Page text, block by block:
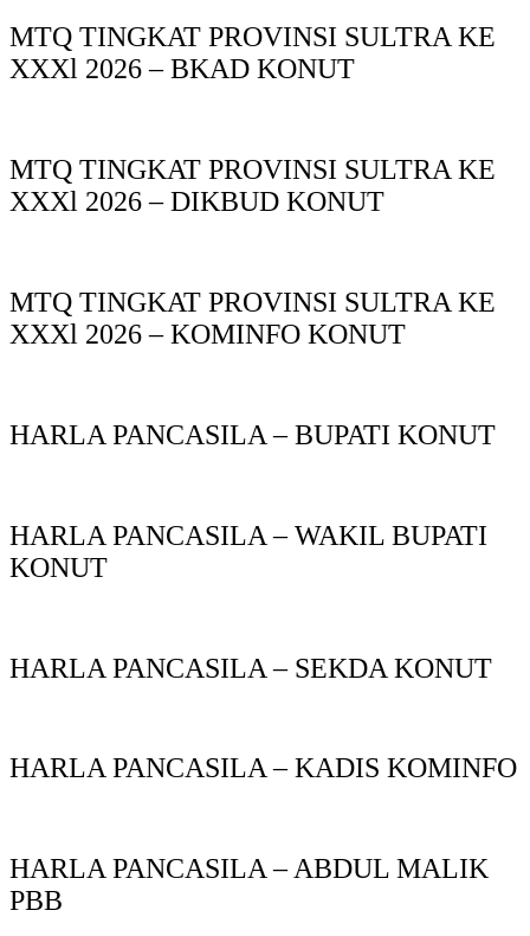
MTQ TINGKAT PROVINSI SULTRA KE
XXXl 2026 – BKAD KONUT
MTQ TINGKAT PROVINSI SULTRA KE
XXXl 2026 – DIKBUD KONUT
MTQ TINGKAT PROVINSI SULTRA KE
XXXl 2026 – KOMINFO KONUT
HARLA PANCASILA – BUPATI KONUT
HARLA PANCASILA – WAKIL BUPATI
KONUT
HARLA PANCASILA – SEKDA KONUT
HARLA PANCASILA – KADIS KOMINFO
HARLA PANCASILA – ABDUL MALIK
PBB